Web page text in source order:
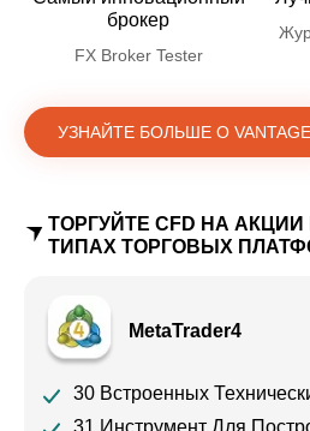
брокер
FX Broker Tester
УЗНАЙТЕ БОЛЬШЕ О VANTAGE
ТОРГУЙТЕ CFD НА
ТИПАХ ТОРГОВЫХ
MetaTrader4
30 Встроенных
31 Инструмент Для